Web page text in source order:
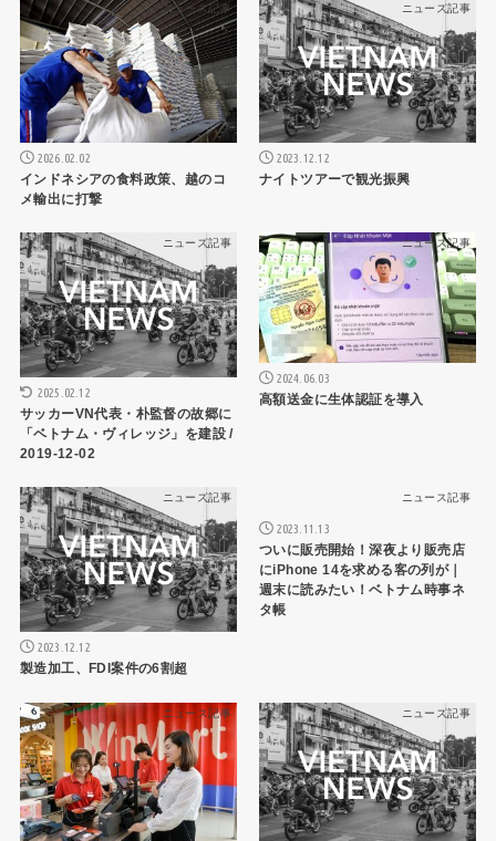
ニュース記事
2026.02.02
インドネシアの食料政策、越のコ
メ輸出に打撃
ニュース記事
2023.12.12
ナイトツアーで観光振興
ニュース記事
2025.02.12
サッカーVN代表・朴監督の故郷に
「ベトナム・ヴィレッジ」を建設 /
2019-12-02
ニュース記事
2024.06.03
高額送金に生体認証を導入
ニュース記事
2023.12.12
製造加工、FDI案件の6割超
ニュース記事
2023.11.13
ついに販売開始！深夜より販売店
にiPhone 14を求める客の列が｜
週末に読みたい！ベトナム時事ネ
タ帳
ニュース記事 ニュース記事